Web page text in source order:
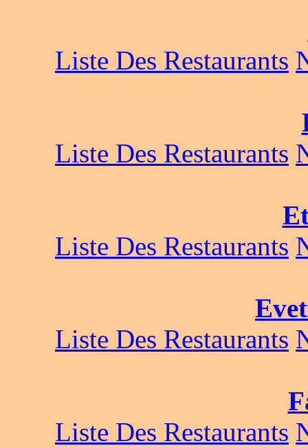
Liste Des Restaurants
Liste Des Restaurants
Liste Des Restaurants
Liste Des Restaurants
Liste Des Restaurants